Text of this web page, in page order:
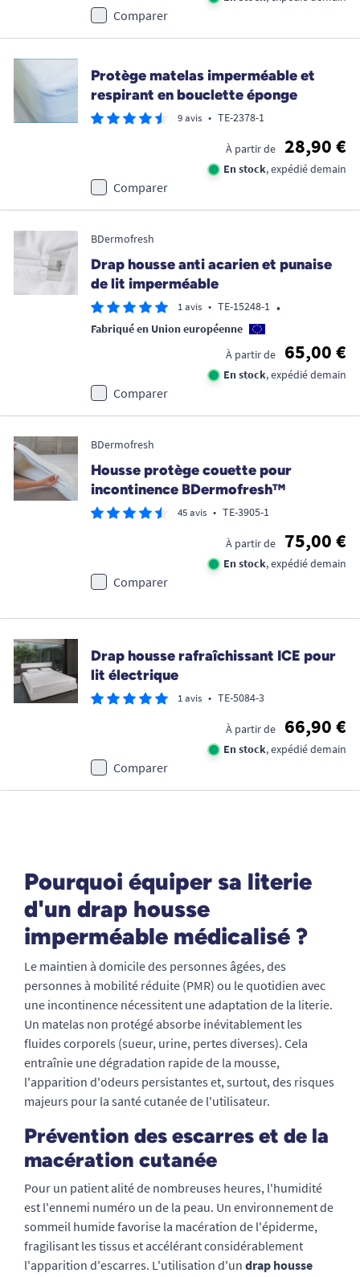
Comparer
Protège matelas imperméable et
respirant en bouclette éponge
9 avis • TE-2378-1
À partir de 28,90 €
En stock, expédié demain
Comparer
BDermofresh
Drap housse anti acarien et punaise
de lit imperméable
1 avis • TE-15248-1 •
Fabriqué en Union européenne
À partir de
65,00 €
En stock, expédié demain
Comparer
BDermofresh
Housse protège couette pour
incontinence BDermofresh™
45 avis • TE-3905-1
À partir de 75,00 €
En stock, expédié demain
Comparer
Drap housse rafraîchissant ICE pour
lit électrique
1 avis • TE-5084-3
À partir de 66,90 €
En stock, expédié demain
Comparer
Pourquoi équiper sa literie
d'un drap housse
imperméable médicalisé ?
Le maintien à domicile des personnes âgées, des
personnes à mobilité réduite (PMR) ou le quotidien avec
une incontinence nécessitent une adaptation de la literie.
Un matelas non protégé absorbe inévitablement les
fluides corporels (sueur, urine, pertes diverses). Cela
entraînie une dégradation rapide de la mousse,
l'apparition d'odeurs persistantes et, surtout, des risques
majeurs pour la santé cutanée de l'utilisateur.
Prévention des escarres et de la
macération cutanée
Pour un patient alité de nombreuses heures, l'humidité
est l'ennemi numéro un de la peau. Un environnement de
sommeil humide favorise la macération de l'épiderme,
fragilisant les tissus et accélérant considérablement
l'apparition d'escarres. L'utilisation d'un drap housse